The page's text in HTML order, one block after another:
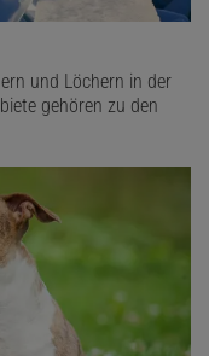
und Löchern in der
gehören zu den